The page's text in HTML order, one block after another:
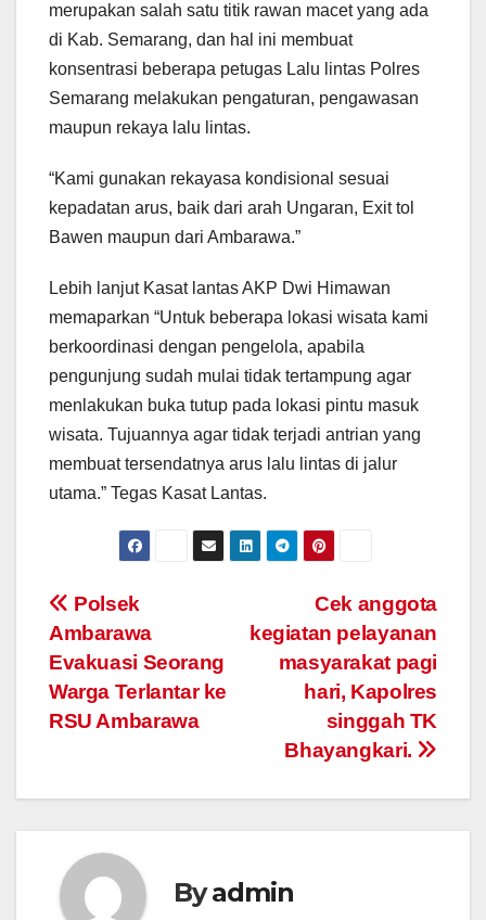
merupakan salah satu titik rawan macet yang ada
di Kab. Semarang, dan hal ini membuat
konsentrasi beberapa petugas Lalu lintas Polres
Semarang melakukan pengaturan, pengawasan
maupun rekaya lalu lintas.
“Kami gunakan rekayasa kondisional sesuai
kepadatan arus, baik dari arah Ungaran, Exit tol
Bawen maupun dari Ambarawa.”
Lebih lanjut Kasat lantas AKP Dwi Himawan
memaparkan “Untuk beberapa lokasi wisata kami
berkoordinasi dengan pengelola, apabila
pengunjung sudah mulai tidak tertampung agar
menlakukan buka tutup pada lokasi pintu masuk
wisata. Tujuannya agar tidak terjadi antrian yang
membuat tersendatnya arus lalu lintas di jalur
utama.” Tegas Kasat Lantas.
Post
navigation
Cek anggota
kegiatan pelayanan
masyarakat pagi
hari, Kapolres
singgah TK
Bhayangkari.
Polsek
Ambarawa
Evakuasi Seorang
Warga Terlantar ke
RSU Ambarawa
Byadmin